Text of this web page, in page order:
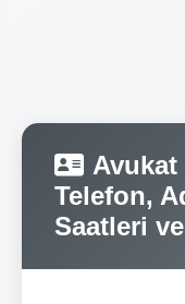
Avukat
Telefon,
Saatleri